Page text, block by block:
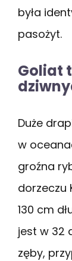
była
pasożyt.
Goliat
Duże
w
groźna
dorzeczu
130 cm
jest w 32
zęby,